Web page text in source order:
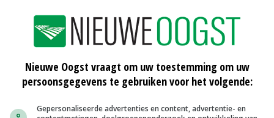
geschopt en een beroep wordt gedaan op een
van plantaardige medicamenten een
niks van doen met THC, de stof waar je stoned van
aan en je krijgt een stortvloed aan
Nieuwe Oogst vraagt om uw toestemming om uw
persoonsgegevens te gebruiken voor het volgende:
Gepersonaliseerde advertenties en content, advertentie- en